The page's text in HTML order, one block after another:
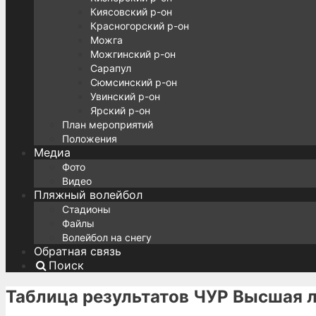
Киясовский р-он
Красногорский р-он
Можга
Можгинский р-он
Сарапул
Сюмсинский р-он
Увинский р-он
Ярский р-он
План мероприятий
Положения
Медиа
Фото
Видео
Пляжный волейбол
Стадионы
Файлы
Волейбол на снегу
Обратная связь
Поиск
Таблица результатов ЧУР Высшая